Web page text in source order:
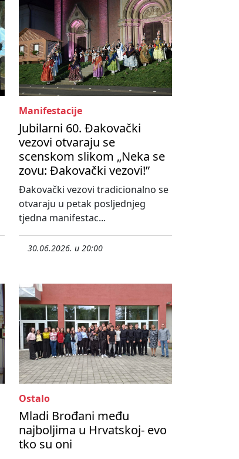
Manifestacije
Jubilarni 60. Đakovački
vezovi otvaraju se
scenskom slikom „Neka se
zovu: Đakovački vezovi!”
Đakovački vezovi tradicionalno se
otvaraju u petak posljednjeg
tjedna manifestac...
30.06.2026. u 20:00
Ostalo
Mladi Brođani među
najboljima u Hrvatskoj- evo
tko su oni